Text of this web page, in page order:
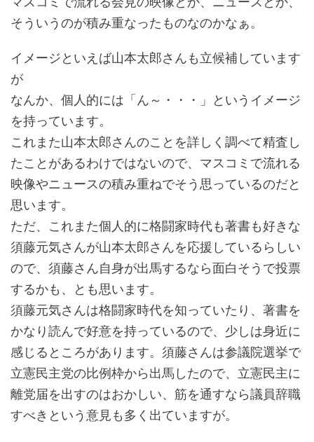
そういうのが積み重なったものなのかなぁ。
イメージといえば山本太郎さんも立候補しています
が
なんか、個人的には「ん～・・・」というイメージ
を持っています。
これまた山本太郎さんのことを詳しく調べて精査し
たことがあるわけではないので、マスコミで流れる
映像やニュースの積み重ねでそう思っているのだと
思います。
ただ、これまた個人的に格闘家時代も著書も好きな
須藤元気さんが山本太郎さんを応援しているらしい
ので、須藤さん自身が出馬するなら面白そうで投票
するかも、とも思います。
須藤元気さんは格闘家時代を知っていたり、著書を
かなり読んで好意を持っているので、少しは身近に
感じるところがあります。須藤さんは参議院選挙で
立憲民主党の比例枠から出馬したので、立憲民主に
離党届を出すのはおかしい、筋を通すなら議員辞職
すべきという意見も多く出ていますが。